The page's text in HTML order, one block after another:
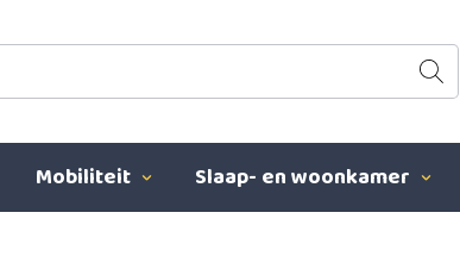
Mobiliteit Slaap- en woonkamer